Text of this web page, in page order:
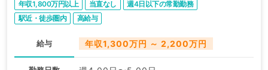
年収1,800万円以上 当直なし
週4日以下の常勤勤務
駅近・徒歩圏内
高給与
給与 年収1,300万円 ～ 2,200万円